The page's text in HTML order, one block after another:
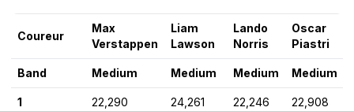
Coureur
Max
Verstappen
Liam
Lawson
Lando
Norris
Oscar
Piastri
Band Medium Medium Medium Medium
1 22,290 24,261 22,246 22,908